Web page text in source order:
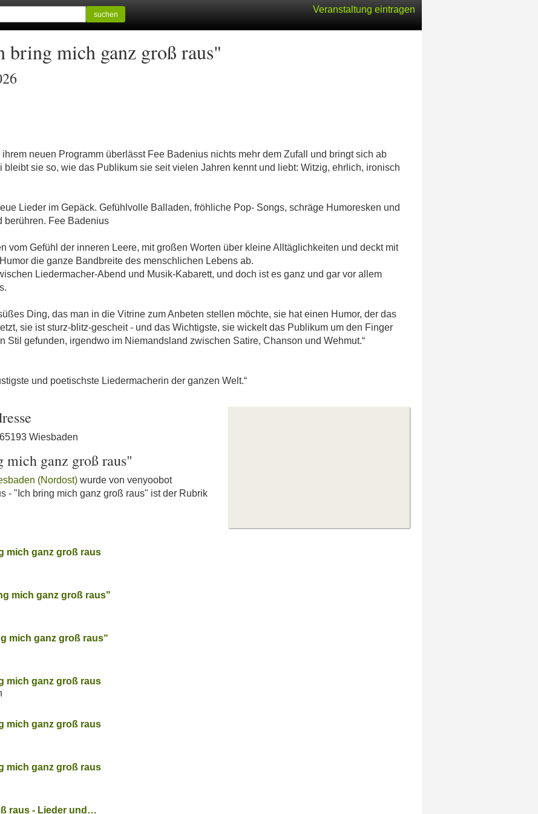
Veranstaltung eintragen
suchen
bring mich ganz groß raus"
neuen Programm überlässt Fee Badenius nichts mehr dem Zufall und bringt sich ab
bleibt sie so, wie das Publikum sie seit vielen Jahren kennt und liebt: Witzig, ehrlich, ironisch
Lieder im Gepäck. Gefühlvolle Balladen, fröhliche Pop- Songs, schräge Humoresken und
berühren. Fee Badenius
vom Gefühl der inneren Leere, mit großen Worten über kleine Alltäglichkeiten und deckt mit
die ganze Bandbreite des menschlichen Lebens ab.
Liedermacher-Abend und Musik-Kabarett, und doch ist es ganz und gar vor allem
Ding, das man in die Vitrine zum Anbeten stellen möchte, sie hat einen Humor, der das
sie ist sturz-blitz-gescheit - und das Wichtigste, sie wickelt das Publikum um den Finger
Stil gefunden, irgendwo im Niemandsland zwischen Satire, Chanson und Wehmut.“
und poetischste Liedermacherin der ganzen Welt.“
Wiesbaden
ganz groß raus"
(Nordost) wurde von venyoobot
- "Ich bring mich ganz groß raus" ist der Rubrik
mich ganz groß raus
mich ganz groß raus"
mich ganz groß raus“
mich ganz groß raus
mich ganz groß raus
mich ganz groß raus
raus - Lieder und…